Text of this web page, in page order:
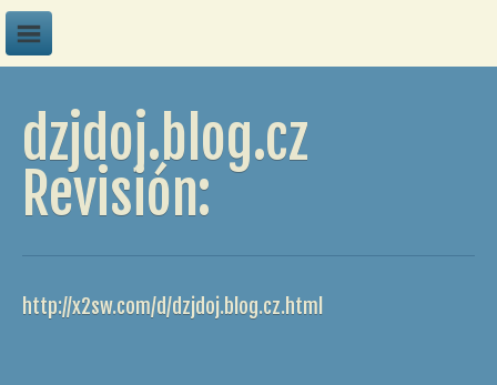
G
dzjdoj.blog.cz
Revisión:
http://x2sw.com/d/dzjdoj.blog.cz.html